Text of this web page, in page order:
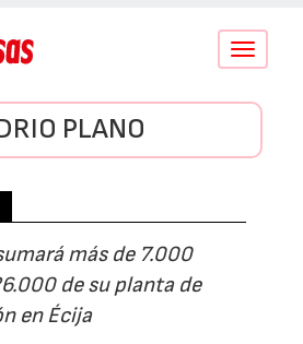
Conmutar
PLANO
más de 7.000
de su planta de
en Écija